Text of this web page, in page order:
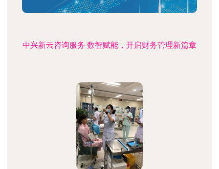
中兴新云咨询服务 数智赋能，开启财务管理新篇章